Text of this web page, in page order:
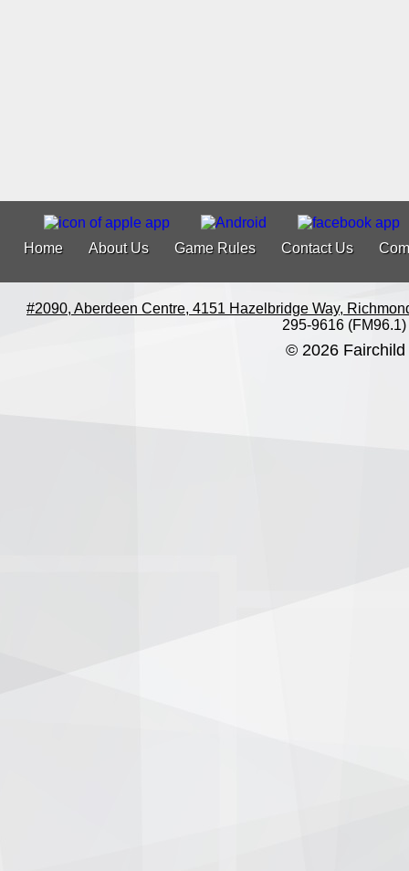
Home About Us Game Rules Contact Us
#2090, Aberdeen Centre, 4151 Hazelbridge Way,
295-9616 (FM96.1)
© 2026 Fairchild